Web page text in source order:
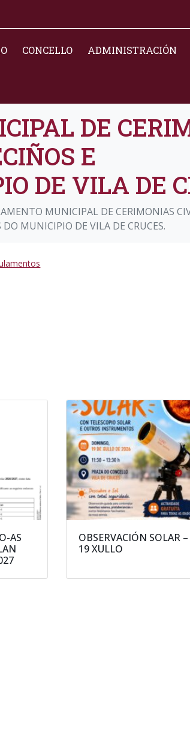
CONCELLO ADMINISTRACIÓN
DE
E
DE VILA DE
MUNICIPAL DE CERIMONIAS
DO MUNICIPIO DE VILA DE CRUCES.
AS
OBSERVACIÓN SOLAR –
19 XULLO